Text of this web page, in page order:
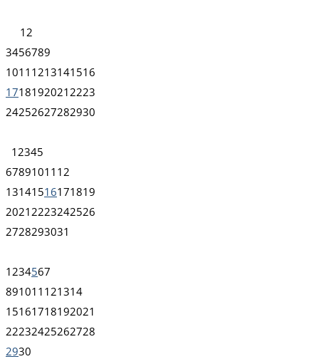
1 2
3456789
1011 1213141516
1718192021 2223
24252627282930
1 2345
67891011 12
13141516171819
2021 2223242526
2728293031
1 234567
891011 121314
15161718192021
22232425262728
2930